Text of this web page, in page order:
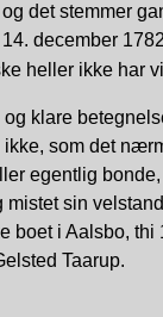
det stemmer
december 1782
heller ikke har
klare
som det
egentlig
sin
boet i Aalsbo,
Taarup.